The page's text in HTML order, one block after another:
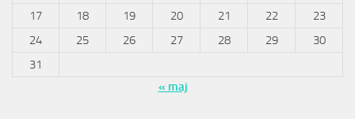
17
18 19 20 21 22
23
24
25 26 27 28 29
30
31
« maj